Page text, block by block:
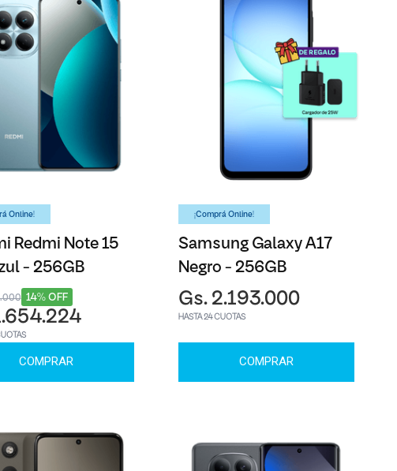
Online!
Redmi Note 15
- 256GB
14% OFF
COMPRAR
¡Comprá Online!
Samsung Galaxy A17
Negro - 256GB
Gs. 2.193.000
HASTA 24 CUOTAS
COMPRAR